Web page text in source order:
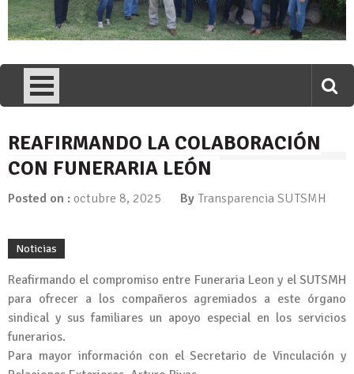
REAFIRMANDO LA COLABORACIÓN
CON FUNERARIA LEÓN
Posted on : octubre 8, 2025 By Transparencia SUTSMH
Noticias
Reafirmando el compromiso entre Funeraria Leon y el SUTSMH
para ofrecer a los compañeros agremiados a este órgano
sindical y sus familiares un apoyo especial en los servicios
funerarios.
Para mayor información con el Secretario de Vinculación y